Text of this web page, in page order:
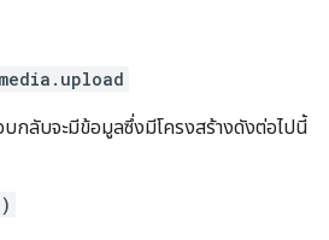
media.upload
บกลับจะมีข้อมูลซึ่งมีโครงสร้างดังต่อไปนี้
)